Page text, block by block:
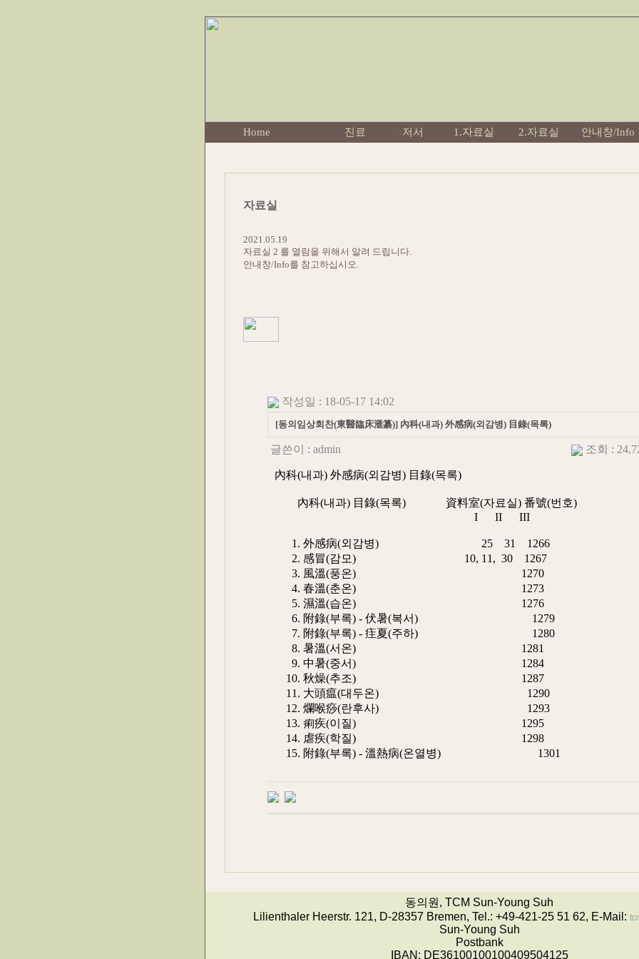
Home 진료 저서 1.자료실 2.자료실 안내창/Info
자료실
2021.05.19
자료실 2 를 열람을 위해서 알려 드립니다.
안내창/Info를 참고하십시오.
작성일 : 18-05-17 14:02
[동의임상회찬(東醫臨床滙纂)] 內科(내과) 外感病(외감병) 目錄(목록)
글쓴이 : admin 조회 :
內科(내과) 外感病(외감병) 目錄(목록)
內科(내과) 目錄(목록) 資料室(자료실) 番號(번호)
I II III
1. 外感病(외감병) 25 31 1266
2. 感冒(감모) 10, 11, 30 1267
3. 風溫(풍온) 1270
4. 春溫(춘온) 1273
5. 濕溫(습온) 1276
6. 附錄(부록) - 伏暑(복서) 1279
7. 附錄(부록) - 疰夏(주하) 1280
8. 暑溫(서온) 1281
9. 中暑(중서) 1284
10. 秋燥(추조) 1287
11. 大頭瘟(대두온) 1290
12. 爛喉痧(란후사) 1293
13. 痢疾(이질) 1295
14. 虐疾(학질) 1298
15. 附錄(부록) - 溫熱病(온열병) 1301
동의원, TCM Sun-Young Suh
Lilienthaler Heerstr. 121, D-28357 Bremen, Tel.: +49-421-25 51 62, E-Mail:
Sun-Young Suh
Postbank
IBAN: DE36100100100409504125